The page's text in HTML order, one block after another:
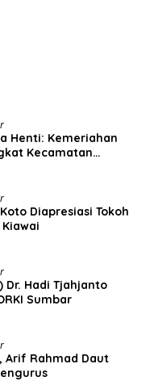
Henti: Kemeriahan
Kecamatan
Diapresiasi Tokoh
Dr. Hadi Tjahjanto
Sumbar
Arif Rahmad Daut